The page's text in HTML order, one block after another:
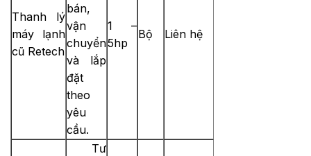
Thanh lý
máy lạnh
cũ Retech
bán,
vận
chuyển
và lắp
đặt
theo
yêu
cầu.
1 –
5hp
Bộ Liên hệ
Tư